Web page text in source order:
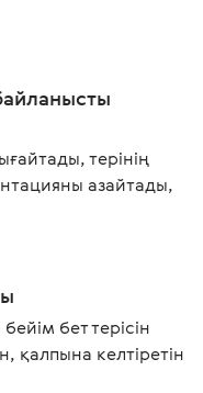
терінің
азайтады,
бет терісін
келтіретін